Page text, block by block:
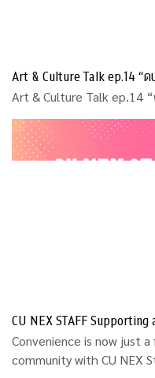
Art & Culture Talk ep.14 “ด
Art & Culture Talk ep.14
CU NEX STAFF
Convenience is now just
community with CU NEX